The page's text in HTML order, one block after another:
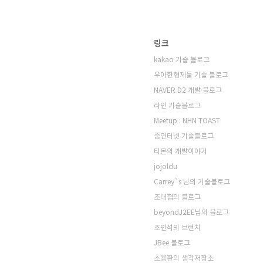
링크
kakao 기술 블로그
우아한형제들 기술 블로그
NAVER D2 개발 블로그
라인 기술블로그
Meetup : NHN TOAST
줌인터넷 기술블로그
티몬의 개발이야기
jojoldu
Carrey`s 님의 기술블로그
조대협의 블로그
beyondJ2EE님의 블로그
조인석의 브런치
JBee 블로그
소용환의 생각저장소